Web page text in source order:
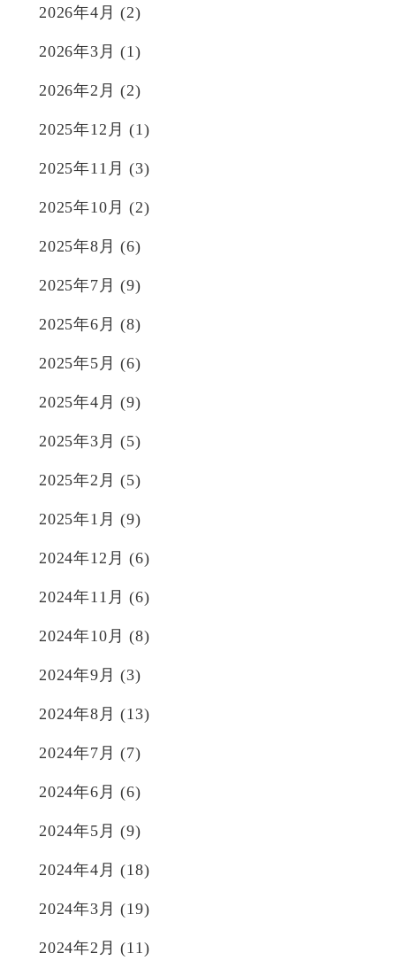
2026年4月 (2)
2026年3月 (1)
2026年2月 (2)
2025年12月 (1)
2025年11月 (3)
2025年10月 (2)
2025年8月 (6)
2025年7月 (9)
2025年6月 (8)
2025年5月 (6)
2025年4月 (9)
2025年3月 (5)
2025年2月 (5)
2025年1月 (9)
2024年12月 (6)
2024年11月 (6)
2024年10月 (8)
2024年9月 (3)
2024年8月 (13)
2024年7月 (7)
2024年6月 (6)
2024年5月 (9)
2024年4月 (18)
2024年3月 (19)
2024年2月 (11)